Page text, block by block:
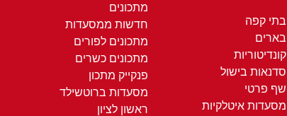
בתי קפה
בארים
קונדיטוריות
סדנאות בישול
שף פרטי
מסעדות איטלקיות
מתכונים
חדשות ממסעדות
מתכונים לפורים
מתכונים כשרים
פנקייק מתכון
מסעדות ברוטשילד
ראשון לציון